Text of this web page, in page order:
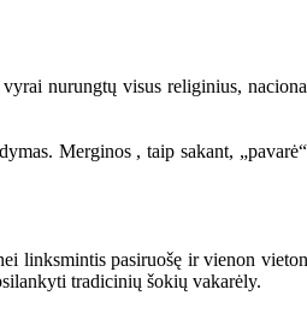
nurungtų visus religinius,
Merginos , taip sakant,
linksmintis pasiruošę ir vienon
tradicinių šokių vakarėly.